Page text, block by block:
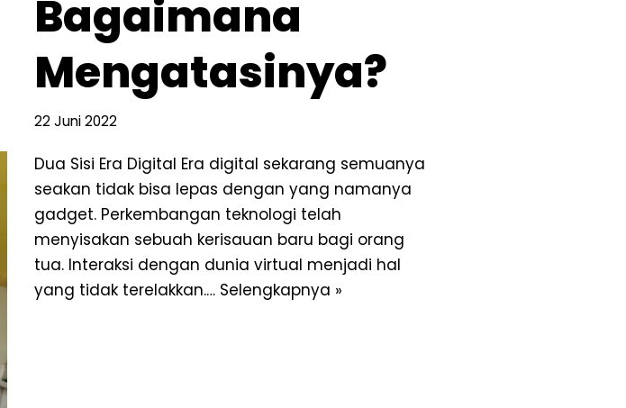
Bagaimana
Mengatasinya?
22 Juni 2022
Dua Sisi Era Digital Era digital sekarang semuanya
seakan tidak bisa lepas dengan yang namanya
gadget. Perkembangan teknologi telah
menyisakan sebuah kerisauan baru bagi orang
tua. Interaksi dengan dunia virtual menjadi hal
yang tidak terelakkan.… Selengkapnya »